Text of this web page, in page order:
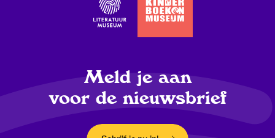
Meld je aan
voor de nieuwsbrief